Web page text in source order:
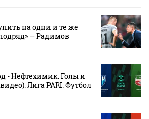
на одни и те же
— Радимов
- Нефтехимик. Голы и
Лига PARI. Футбол